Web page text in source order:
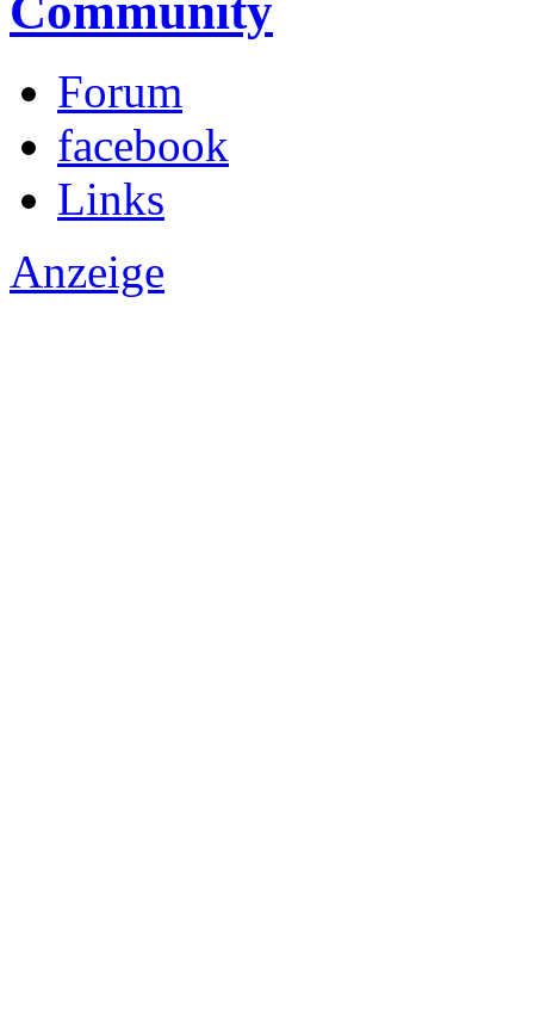
Community
Forum
facebook
Links
Anzeige